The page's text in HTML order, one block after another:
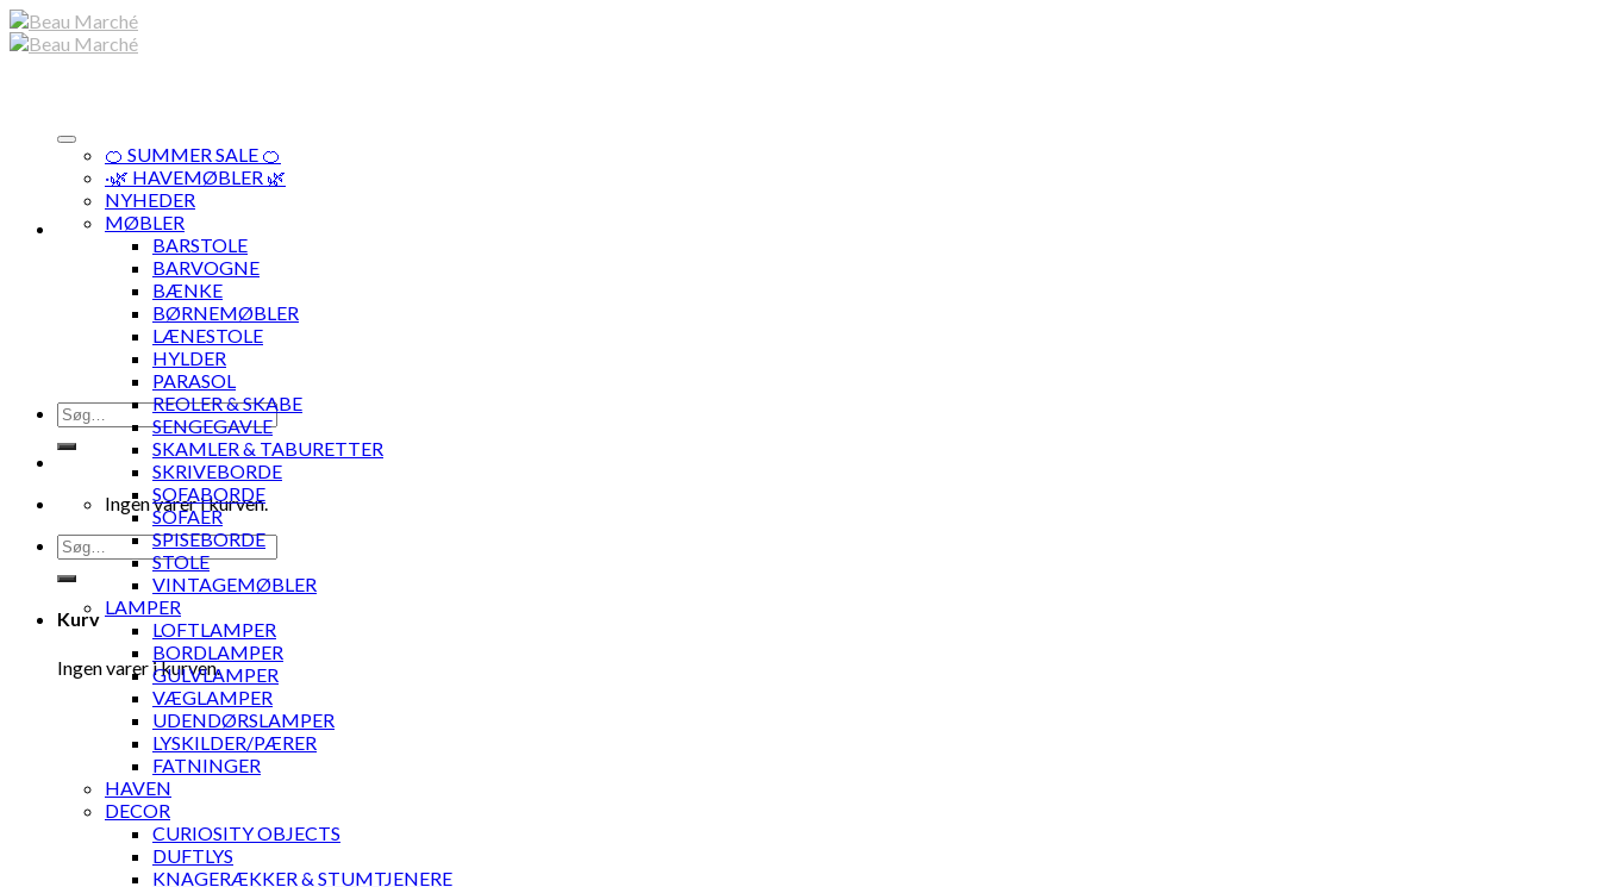
Skip
to
Søg
efter:
Ingen varer i kurven.
Søg
efter:
Kurv
Ingen varer i kurven.
🍊 SUMMER SALE 🍊
·🌿 HAVEMØBLER 🌿
NYHEDER
MØBLER
BARSTOLE
BARVOGNE
BÆNKE
BØRNEMØBLER
LÆNESTOLE
HYLDER
PARASOL
REOLER & SKABE
SENGEGAVLE
SKAMLER & TABURETTER
SKRIVEBORDE
SOFABORDE
SOFAER
SPISEBORDE
STOLE
VINTAGEMØBLER
LAMPER
LOFTLAMPER
BORDLAMPER
GULVLAMPER
VÆGLAMPER
UDENDØRSLAMPER
LYSKILDER/PÆRER
FATNINGER
HAVEN
DECOR
CURIOSITY OBJECTS
DUFTLYS
KNAGERÆKKER & STUMTJENERE